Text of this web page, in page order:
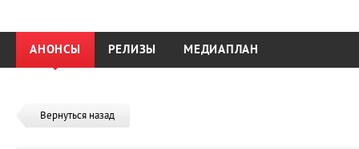
АНОНСЫ РЕЛИЗЫ МЕДИАПЛАН
Вернуться назад